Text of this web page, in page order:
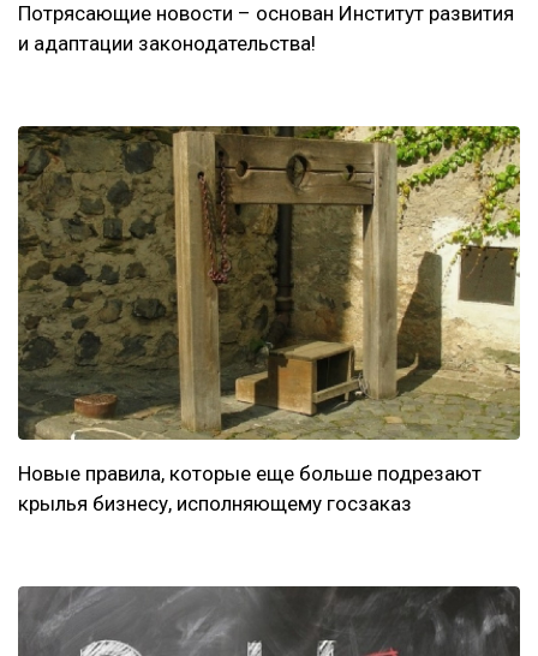
Потрясающие новости – основан Институт развития
и адаптации законодательства!
Новые правила, которые еще больше подрезают
крылья бизнесу, исполняющему госзаказ